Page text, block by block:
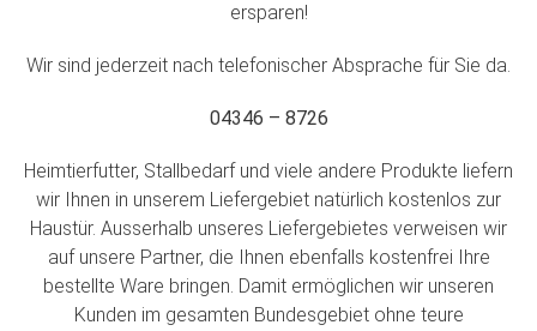
ersparen!
Wir sind jederzeit nach telefonischer Absprache für Sie da.
04346 – 8726
Heimtierfutter, Stallbedarf und viele andere Produkte liefern
wir Ihnen in unserem Liefergebiet natürlich kostenlos zur
Haustür. Ausserhalb unseres Liefergebietes verweisen wir
auf unsere Partner, die Ihnen ebenfalls kostenfrei Ihre
bestellte Ware bringen. Damit ermöglichen wir unseren
Kunden im gesamten Bundesgebiet ohne teure